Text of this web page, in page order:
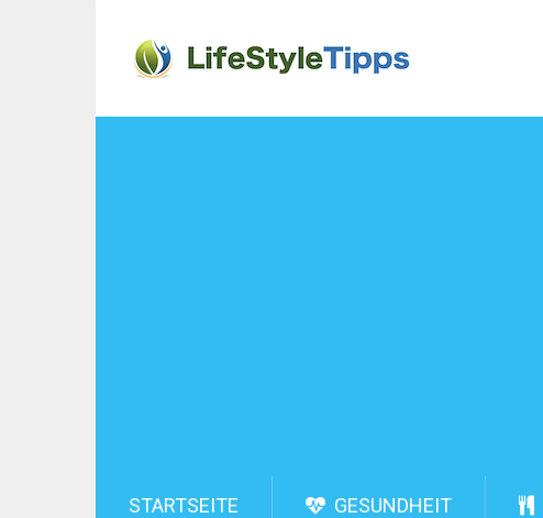
STARTSEITE GESUNDHEIT